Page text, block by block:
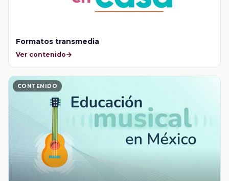
Formatos transmedia
Ver contenido
CONTENIDO